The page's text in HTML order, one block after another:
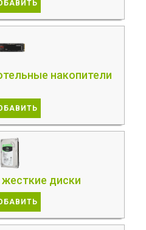
накопители
жесткие диски